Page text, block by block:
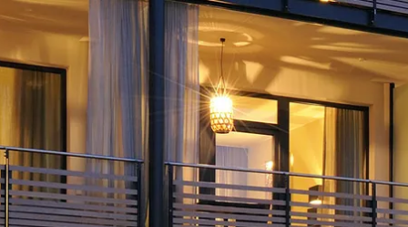
Aktivitäten im Chiemgau
Wandern & Gipfelglück
Radfahren &
Mountainbiken
Leben &
&